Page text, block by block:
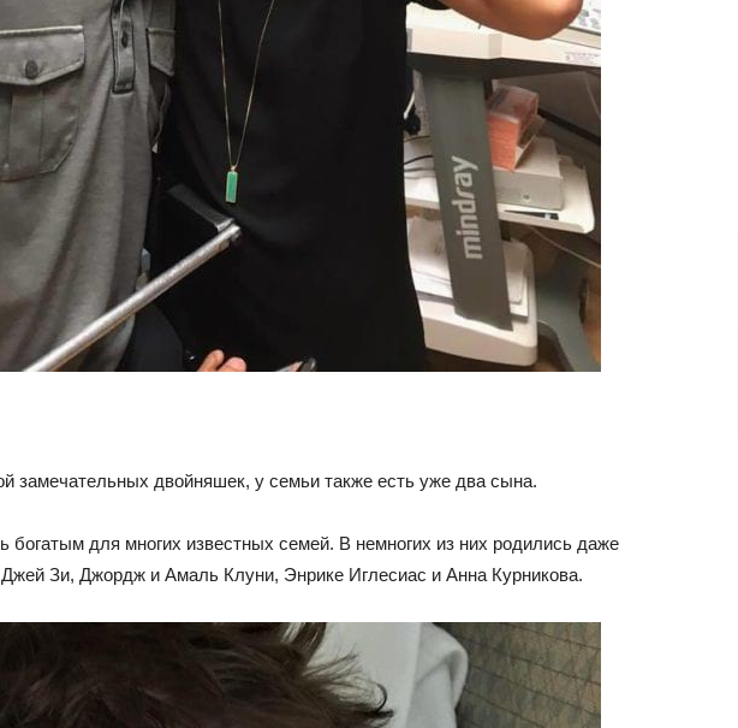
замечательных двойняшек, у семьи также есть уже два сына.
богатым для многих известных семей. В немногих из них родились даже
Зи, Джордж и Амаль Клуни, Энрике Иглесиас и Анна Курникова.